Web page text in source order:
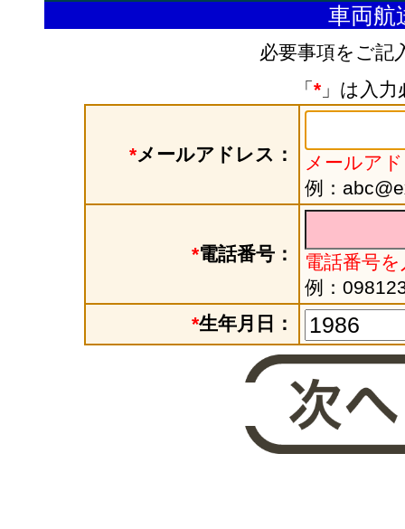
車両航
必要事項をご記
「 *」は入力
*メールアドレス：
メールア
例：
*電話番号：
電話番号
例：
*生年月日：